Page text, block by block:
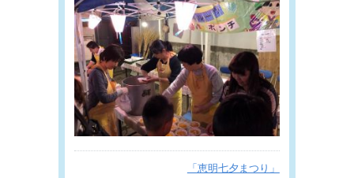
「恵明七夕まつり」